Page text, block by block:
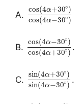
A.
cos(4α+30∘)
cos(4α−30∘)
B.
cos(4α−30∘)
cos(4α+30∘)
.
C.
sin(4α+30∘)
sin(4α−30∘)
.